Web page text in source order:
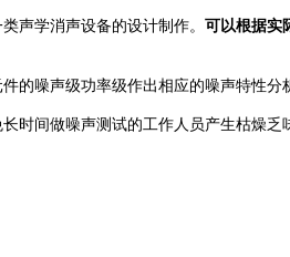
声学消声设备的设计制作。 可以根据实
的噪声级功率级作出相应的噪声特性分
时间做噪声测试的工作人员产生枯燥乏